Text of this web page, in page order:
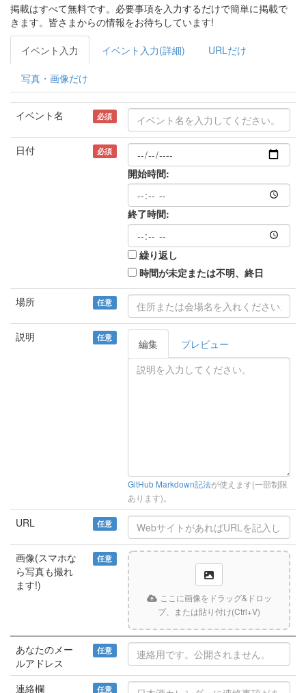
掲載はすべて無料です。必要事項を入力するだけで簡単に掲載で
きます。皆さまからの情報をお待ちしています!
イベント入力 イベント入力(詳細) URLだけ
写真・画像だけ
イベント名 必須
日付 必須
開始時間:
終了時間:
繰り返し
時間が未定または不明、終日
場所 任意
説明 任意 編集 プレビュー
GitHub Markdown記法が使えます(一部制限
あります)。
URL 任意
画像(スマホな
ら写真も撮れ
ます!)
任意
ここに画像をドラッグ&ドロッ
プ、または貼り付け(Ctrl+V)
あなたのメー
ルアドレス
任意
連絡欄 任意